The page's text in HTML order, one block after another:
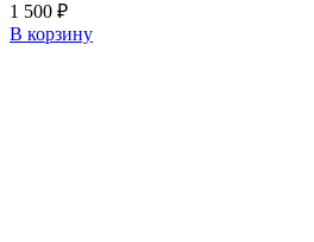
1 500 ₽
В корзину